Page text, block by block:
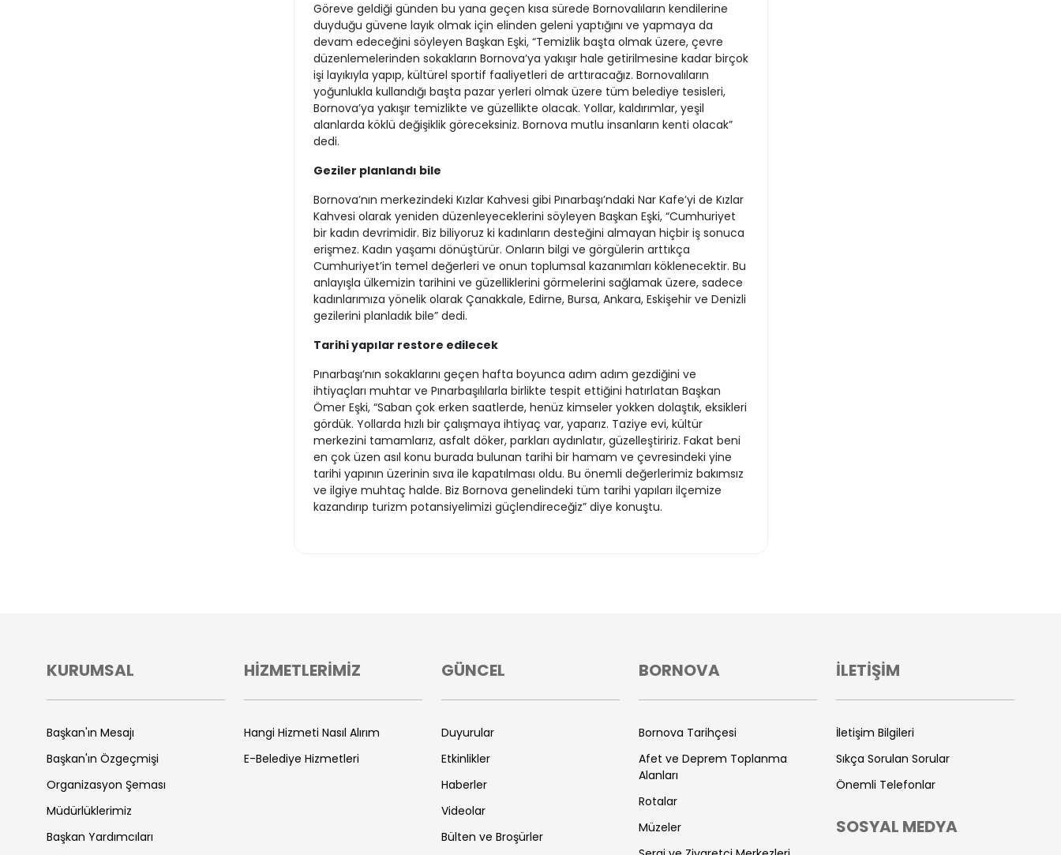
Göreve geldiği günden bu yana geçen kısa sürede Bornovalıların kendilerine
duyduğu güvene layık olmak için elinden geleni yaptığını ve yapmaya da
devam edeceğini söyleyen Başkan Eşki, “Temizlik başta olmak üzere, çevre
düzenlemelerinden sokakların Bornova’ya yakışır hale getirilmesine kadar birçok
işi layıkıyla yapıp, kültürel sportif faaliyetleri de arttıracağız. Bornovalıların
yoğunlukla kullandığı başta pazar yerleri olmak üzere tüm belediye tesisleri,
Bornova’ya yakışır temizlikte ve güzellikte olacak. Yollar, kaldırımlar, yeşil
alanlarda köklü değişiklik göreceksiniz. Bornova mutlu insanların kenti olacak”
dedi.
Geziler planlandı bile
Bornova’nın merkezindeki Kızlar Kahvesi gibi Pınarbaşı’ndaki Nar Kafe’yi de Kızlar
Kahvesi olarak yeniden düzenleyeceklerini söyleyen Başkan Eşki, “Cumhuriyet
bir kadın devrimidir. Biz biliyoruz ki kadınların desteğini almayan hiçbir iş sonuca
erişmez. Kadın yaşamı dönüştürür. Onların bilgi ve görgülerin arttıkça
Cumhuriyet’in temel değerleri ve onun toplumsal kazanımları köklenecektir. Bu
anlayışla ülkemizin tarihini ve güzelliklerini görmelerini sağlamak üzere, sadece
kadınlarımıza yönelik olarak Çanakkale, Edirne, Bursa, Ankara, Eskişehir ve Denizli
gezilerini planladık bile” dedi.
Tarihi yapılar restore edilecek
Pınarbaşı’nın sokaklarını geçen hafta boyunca adım adım gezdiğini ve
ihtiyaçları muhtar ve Pınarbaşılılarla birlikte tespit ettiğini hatırlatan Başkan
Ömer Eşki, “Saban çok erken saatlerde, henüz kimseler yokken dolaştık, eksikleri
gördük. Yollarda hızlı bir çalışmaya ihtiyaç var, yaparız. Taziye evi, kültür
merkezini tamamlarız, asfalt döker, parkları aydınlatır, güzelleştiririz. Fakat beni
en çok üzen asıl konu burada bulunan tarihi bir hamam ve çevresindeki yine
tarihi yapının üzerinin sıva ile kapatılması oldu. Bu önemli değerlerimiz bakımsız
ve ilgiye muhtaç halde. Biz Bornova genelindeki tüm tarihi yapıları ilçemize
kazandırıp turizm potansiyelimizi güçlendireceğiz” diye konuştu.
KURUMSAL
Başkan'ın Mesajı
Başkan'ın Özgeçmişi
Organizasyon Şeması
Müdürlüklerimiz
Başkan Yardımcıları
HİZMETLERİMİZ
Hangi Hizmeti Nasıl Alırım
E-Belediye Hizmetleri
GÜNCEL
Duyurular
Etkinlikler
Haberler
Videolar
Bülten ve Broşürler
BORNOVA
Bornova Tarihçesi
Afet ve Deprem Toplanma
Alanları
Rotalar
Müzeler
İLETİŞİM
İletişim Bilgileri
Sıkça Sorulan Sorular
Önemli Telefonlar
SOSYAL MEDYA